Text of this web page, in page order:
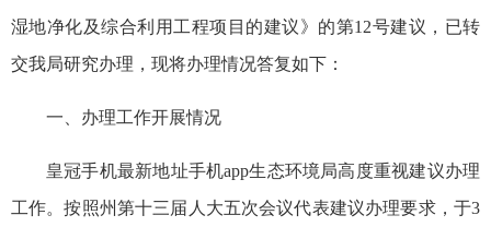
湿地净化及综合利用工程项目的建议》的第12号建议，已转
交我局研究办理，现将办理情况答复如下：
一、办理工作开展情况
皇冠手机最新地址手机app生态环境局高度重视建议办理
工作。按照州第十三届人大五次会议代表建议办理要求，于3